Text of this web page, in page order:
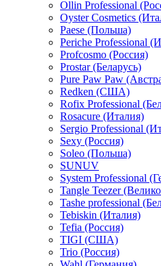
Ollin Professional
Oyster Cosmetics
Paese (Польша)
Periche Professional
Profcosmo (Россия)
Prostar (Беларусь)
Pure Paw Paw
Redken (США)
Rofix Professional
Rosacure (Италия)
Sergio Professional
Sexy (Россия)
Soleo (Польша)
SUNUV
System Professional
Tangle Teezer
Tashe professional
Tebiskin (Италия)
Tefia (Россия)
TIGI (США)
Trio (Россия)